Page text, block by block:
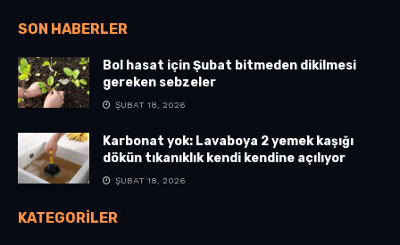
SON HABERLER
Bol hasat için Şubat bitmeden dikilmesi
gereken sebzeler
ŞUBAT 18, 2026
Karbonat yok: Lavaboya 2 yemek kaşığı
dökün tıkanıklık kendi kendine açılıyor
ŞUBAT 18, 2026
KATEGORILER